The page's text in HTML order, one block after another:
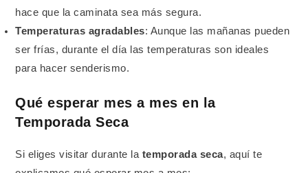
hace que la caminata sea más segura.
Temperaturas agradables: Aunque las mañanas pueden
ser frías, durante el día las temperaturas son ideales
para hacer senderismo.
Qué esperar mes a mes en la
Temporada Seca
Si eliges visitar durante la temporada seca, aquí te